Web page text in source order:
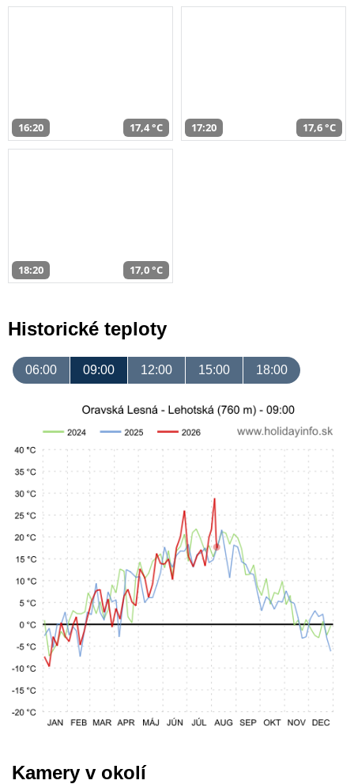
16:20 17,4 °C 17:20 17,6 °C
18:20 17,0 °C
Historické teploty
06:00 09:00 12:00 15:00 18:00
Kamery v okolí